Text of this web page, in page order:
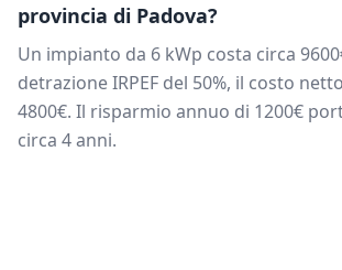
provincia di Padova?
Un impianto da 6 kWp costa circa 9600
detrazione IRPEF del 50%, il costo
4800€. Il risparmio annuo di 1200€
circa 4anni.